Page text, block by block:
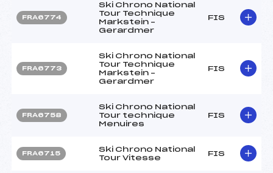
FRA6774
Ski Chrono National
Tour Technique
Markstein –
Gerardmer
FIS
FRA6773
Ski Chrono National
Tour Technique
Markstein –
Gerardmer
FIS
FRA6758
Ski Chrono National
Tour technique
Menuires
FIS
FRA6715
Ski Chrono National
Tour Vitesse
FIS